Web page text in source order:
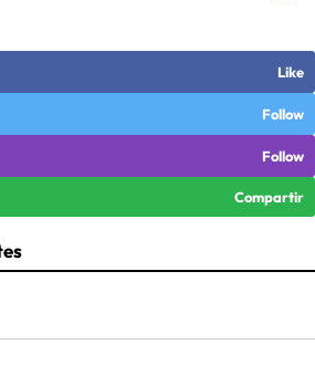
Like
Follow
Follow
Compartir